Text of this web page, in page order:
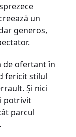
un
generos,
de ofertant în
fericit stilul
Şi nici
potrivit
parcul